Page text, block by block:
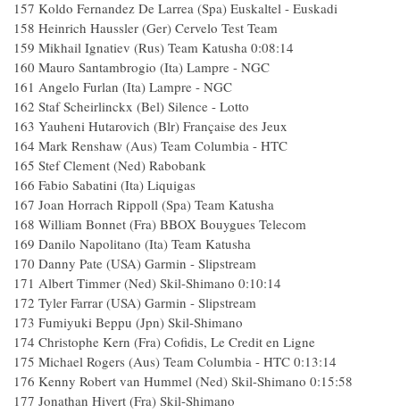
157 Koldo Fernandez De Larrea (Spa) Euskaltel - Euskadi
158 Heinrich Haussler (Ger) Cervelo Test Team
159 Mikhail Ignatiev (Rus) Team Katusha 0:08:14
160 Mauro Santambrogio (Ita) Lampre - NGC
161 Angelo Furlan (Ita) Lampre - NGC
162 Staf Scheirlinckx (Bel) Silence - Lotto
163 Yauheni Hutarovich (Blr) Française des Jeux
164 Mark Renshaw (Aus) Team Columbia - HTC
165 Stef Clement (Ned) Rabobank
166 Fabio Sabatini (Ita) Liquigas
167 Joan Horrach Rippoll (Spa) Team Katusha
168 William Bonnet (Fra) BBOX Bouygues Telecom
169 Danilo Napolitano (Ita) Team Katusha
170 Danny Pate (USA) Garmin - Slipstream
171 Albert Timmer (Ned) Skil-Shimano 0:10:14
172 Tyler Farrar (USA) Garmin - Slipstream
173 Fumiyuki Beppu (Jpn) Skil-Shimano
174 Christophe Kern (Fra) Cofidis, Le Credit en Ligne
175 Michael Rogers (Aus) Team Columbia - HTC 0:13:14
176 Kenny Robert van Hummel (Ned) Skil-Shimano 0:15:58
177 Jonathan Hivert (Fra) Skil-Shimano